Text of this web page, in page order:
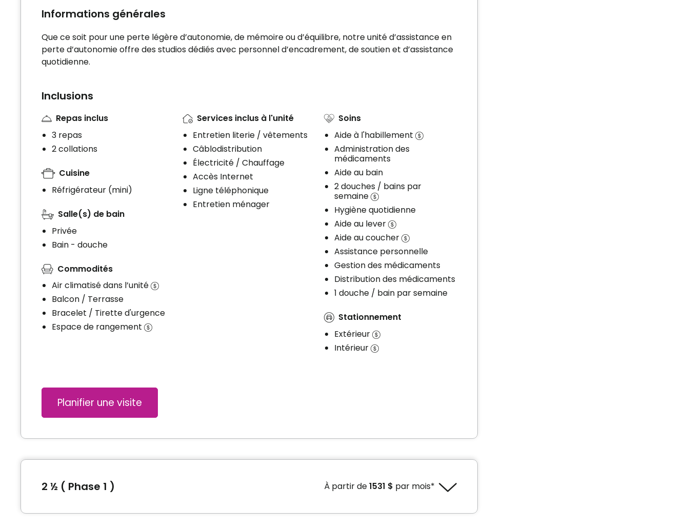
Informations générales
Que ce soit pour une perte légère d’autonomie, de mémoire ou d’équilibre, notre unité d’assistance en
perte d’autonomie offre des studios dédiés avec personnel d’encadrement, de soutien et d’assistance
quotidienne.
Inclusions
Repas inclus
3 repas
2 collations
Cuisine
Réfrigérateur (mini)
Salle(s) de bain
Privée
Bain - douche
Commodités
Air climatisé dans l’unité
Balcon / Terrasse
Bracelet / Tirette d'urgence
Espace de rangement
Services inclus à l'unité
Entretien literie / vêtements
Câblodistribution
Électricité / Chauffage
Accès Internet
Ligne téléphonique
Entretien ménager
Soins
Aide à l'habillement
Administration des
médicaments
Aide au bain
2 douches / bains par
semaine
Hygiène quotidienne
Aide au lever
Aide au coucher
Assistance personnelle
Gestion des médicaments
Distribution des médicaments
1 douche / bain par semaine
Stationnement
Extérieur
Intérieur
Planifier une visite
2 ½ ( Phase 1 ) À partir de1531 $ par mois*